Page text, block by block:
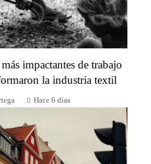
impactantes de trabajo
la industria textil
Hace 6 días